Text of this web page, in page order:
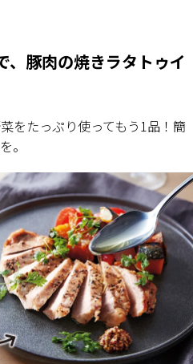
、豚肉の焼きラタトゥイ
をたっぷり使ってもう1品！簡
。